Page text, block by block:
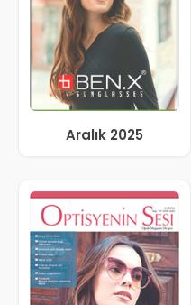
Aralık 2025